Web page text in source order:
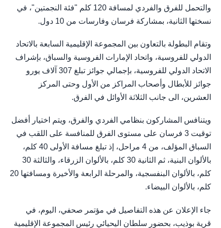
والتحمل للفرق والفردي لمسافة 120 كلم "فئة النجمتين"، في
نسختها الثانية، بمشاركة فرسان وفارسات من 10 دول.
وتقام البطولة بالتعاون بين المجموعة الإقليمية السابعة بالاتحاد
الدولي للفروسية، واتحاد الإمارات الفروسية والسباق، بإشراف
الاتحاد الدولي للفروسية، بإجمالي جوائز تبلغ 307 آلاف يورو
جوائز للأبطال وأصحاب المراكز من الأول وحتى المركز
العشرين، الى جانب الثلاثة الأوائل في الفرق.
ويتنافس المشاركون بنظامي الفردي والفرق، ويتم اختيار أفضل
توقيت 3 فرسان على مستوى الفرق للمنافسة على اللقب في
السباق المؤلف، من 4 مراحل، إذ تبلغ مسافة الأولى 40 كلم،
بالألوان البنية، ثم الثانية 30 كلم، بالألوان الزرقاء، والثالثة 30
كلم، بالألوان البنفسجية، والمرحلة الرابعة والأخيرة ومسافتها 20
كلم، بالألوان البيضاء.
جاء الإعلان عن هذه التفاصيل في مؤتمر صحفي، اليوم، في
قرية بوذيب، بحضور سلطان اليحيائي رئيس المجموعة الإقليمية